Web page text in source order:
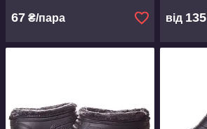
67 ₴/пара від 135